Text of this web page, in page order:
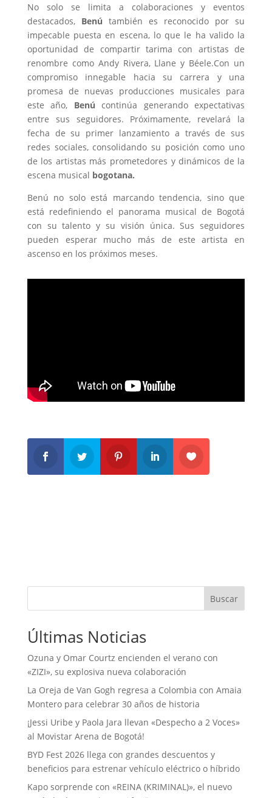
No solo se limita a colaboraciones y eventos
destacados,Benú también es reconocido por su
impecable puesta en escena, lo que le ha valido la
oportunidad de compartir tarima con artistas de
renombre como Andy Rivera, Llane y Béele.Con un
compromiso innegable hacia su carrera y una
promesa de nuevas producciones musicales para
este año, Benú continúa generando expectativas
entre sus seguidores. Próximamente, revelará la
fecha de su primer lanzamiento a través de sus
redes sociales, consolidando su posición como uno
de los artistas más prometedores y dinámicos de la
escena musical bogotana.
Benú no solo está marcando tendencia, sino que
está redefiniendo el panorama musical de Bogotá
con su talento y su visión única. Sus seguidores
pueden esperar mucho más de este artista en
ascenso en los próximos meses.
Buscar
Últimas Noticias
Ozuna y Omar Courtz encienden el verano con
«ZIZI», su explosiva nueva colaboración
La Oreja de Van Gogh regresa a Colombia con Amaia
Montero para celebrar 30 años de historia
¡Jessi Uribe y Paola Jara llevan «Despecho a 2 Voces»
al Movistar Arena de Bogotá!
BYD Fest 2026 llega con grandes descuentos y
beneficios para estrenar vehículo eléctrico o híbrido
Kapo sorprende con «REINA (KRIMINAL)», el nuevo